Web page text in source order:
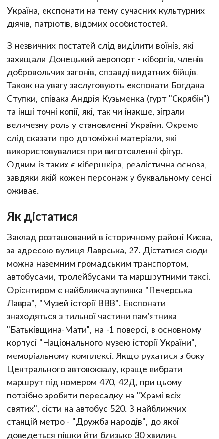
Україна, експонати на тему сучасних культурних
діячів, патріотів, відомих особистостей.
З незвичних постатей слід виділити воїнів, які
захищали Донецький аеропорт - кіборгів, членів
добровольчих загонів, справді видатних бійців.
Також на увагу заслуговують експонати Богдана
Ступки, співака Андрія Кузьменка (гурт "Скрябін")
та інші точні копії, які, так чи інакше, зіграли
величезну роль у становленні України. Окремо
слід сказати про допоміжні матеріали, які
використовувалися при виготовленні фігур.
Одним із таких є кібершкіра, реалістична основа,
завдяки якій кожен персонаж у буквальному сенсі
оживає.
Як дістатися
Заклад розташований в історичному районі Києва,
за адресою вулиця Лаврська, 27. Дістатися сюди
можна наземним громадським транспортом,
автобусами, тролейбусами та маршрутними таксі.
Орієнтиром є найближча зупинка "Печерська
Лавра", "Музей історії ВВВ". Експонати
знаходяться з тильної частини пам'ятника
"Батьківщина-Мати", на -1 поверсі, в основному
корпусі "Національного музею історії України",
меморіальному комплексі. Якщо рухатися з боку
Центрального автовокзалу, краще вибрати
маршрут під номером 470, 42Д, при цьому
потрібно зробити пересадку на "Храмі всіх
святих", сісти на автобус 520. З найближчих
станцій метро - "Дружба народів", до якої
доведеться пішки йти близько 30 хвилин.